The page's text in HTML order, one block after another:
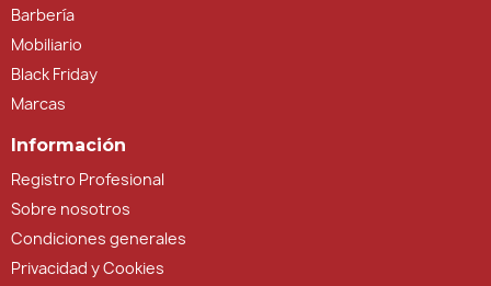
Barbería
Mobiliario
Black Friday
Marcas
Información
Registro Profesional
Sobre nosotros
Condiciones generales
Privacidad y Cookies